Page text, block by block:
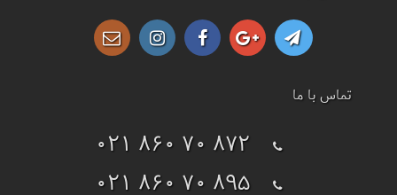
تماس با ما
021 860 70 872
021 860 70 895